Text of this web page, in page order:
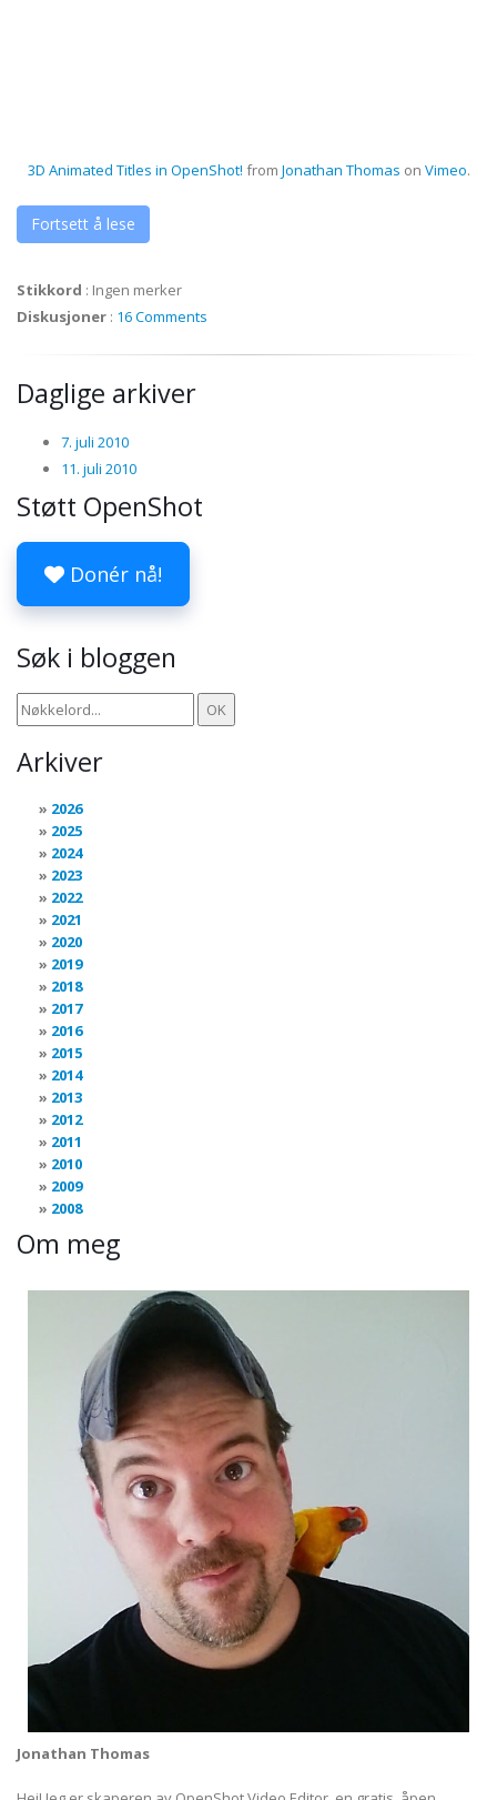
3D Animated Titles in OpenShot! from Jonathan Thomas on Vimeo.
Fortsett å lese
Stikkord : Ingen merker
Diskusjoner : 16 Comments
Daglige arkiver
7. juli 2010
11. juli 2010
Støtt OpenShot
Donér nå!
Søk i bloggen
Arkiver
2026
2025
2024
2023
2022
2021
2020
2019
2018
2017
2016
2015
2014
2013
2012
2011
2010
2009
2008
Om meg
Jonathan Thomas